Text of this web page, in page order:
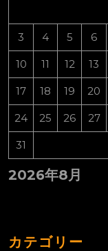
2026年8月
3 4 5 6
10 11 12 13
17 18 19 20
24 25 26 27
31
カテゴリー